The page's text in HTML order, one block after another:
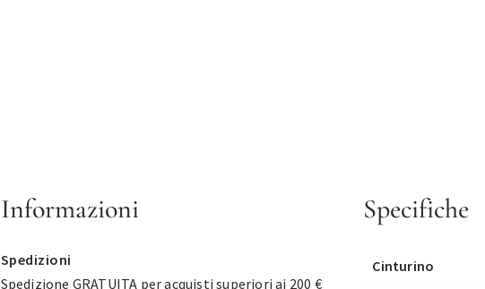
Informazioni
Spedizioni
Spedizione GRATUITA per acquisti superiori ai 200 €
Specifiche
Cinturino